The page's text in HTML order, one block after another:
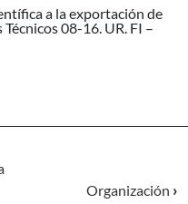
a la exportación de
08-16. UR. FI –
Organización ›